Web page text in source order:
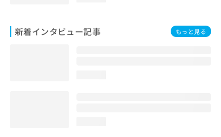
新着インタビュー記事 もっと見る